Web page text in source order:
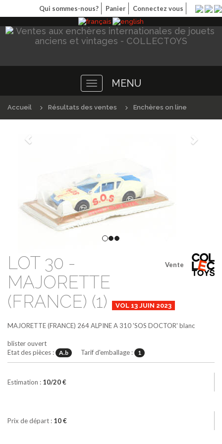
Qui sommes-nous? Panier Connectez vous
Toggle
navigation
MENU
Accueil Résultats des ventes Enchères on line
Précédént
Vente
LOT 30 -
MAJORETTE
(FRANCE) (1)
VOL 13 JUIN 2023
MAJORETTE (FRANCE) 264ALPINE A 310 'SOS DOCTOR' blanc
blister ouvert
Etat des pièces :
A.b Tarif d'emballage : 1
Estimation : 10/20 €
Prix de départ : 10 €